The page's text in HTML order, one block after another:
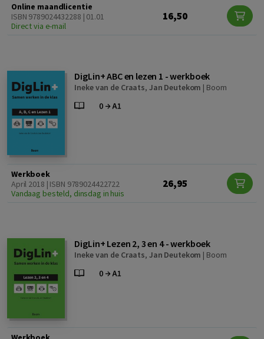
Online maandlicentie
ISBN 9789024432288 | 01.01
Direct via e-mail
16,50
DigLin+ ABC en lezen 1 - werkboek
Ineke van de Craats, Jan Deutekom | Boom
Werkboek
April 2018 | ISBN 9789024422722
Vandaag besteld, dinsdag in huis
26,95
DigLin+ Lezen 2, 3 en 4 - werkboek
Ineke van de Craats, Jan Deutekom | Boom